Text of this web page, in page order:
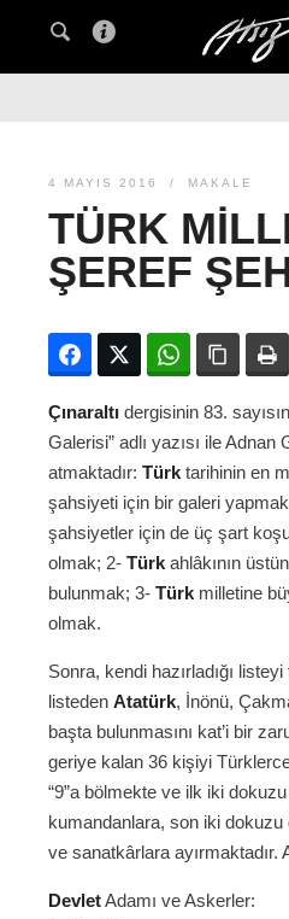
4 MAYIS 2016 MAKALE
TÜRK
ŞEREF
FacebookTwitter WhatsApp
Çınaraltı dergisinin 83.
Galerisi” adlı yazısı ile
atmaktadır: Türk tarihinin en
şahsiyeti için bir galeri
şahsiyetler için de üç şart
olmak; 2- Türk ahlâkının
bulunmak; 3- Türk milletine
olmak.
Sonra, kendi hazırladığı
listeden Atatürk, İnönü,
başta bulunmasını kat’i bir
geriye kalan 36 kişiyi
“9”a bölmekte ve ilk iki dokuzu
kumandanlara, son iki dokuzu
ve sanatkârlara ayırmaktadır.
DevletAdamı ve Askerler: